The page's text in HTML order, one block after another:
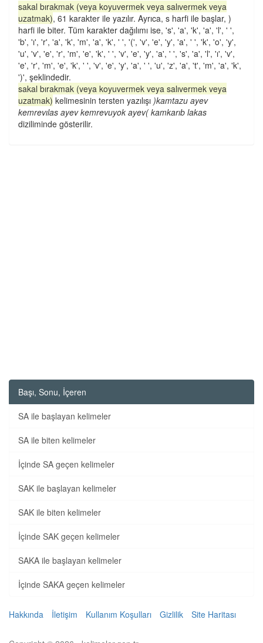
sakal bırakmak (veya koyuvermek veya salıvermek veya
uzatmak), 61 karakter ile yazılır. Ayrıca, s harfi ile başlar, )
harfi ile biter. Tüm karakter dağılımı ise, 's', 'a', 'k', 'a', 'l', ' ',
'b', 'ı', 'r', 'a', 'k', 'm', 'a', 'k', ' ', '(', 'v', 'e', 'y', 'a', ' ', 'k', 'o', 'y',
'u', 'v', 'e', 'r', 'm', 'e', 'k', ' ', 'v', 'e', 'y', 'a', ' ', 's', 'a', 'l', 'ı', 'v',
'e', 'r', 'm', 'e', 'k', ' ', 'v', 'e', 'y', 'a', ' ', 'u', 'z', 'a', 't', 'm', 'a', 'k',
')', şeklindedir.
sakal bırakmak (veya koyuvermek veya salıvermek veya
uzatmak) kelimesinin tersten yazılışı )kamtazu ayev
kemrevılas ayev kemrevuyok ayev( kamkarıb lakas
diziliminde gösterilir.
Başı, Sonu, İçeren
SA ile başlayan kelimeler
SA ile biten kelimeler
İçinde SA geçen kelimeler
SAK ile başlayan kelimeler
SAK ile biten kelimeler
İçinde SAK geçen kelimeler
SAKA ile başlayan kelimeler
İçinde SAKA geçen kelimeler
Hakkında İletişim Kullanım Koşulları Gizlilik Site Haritası